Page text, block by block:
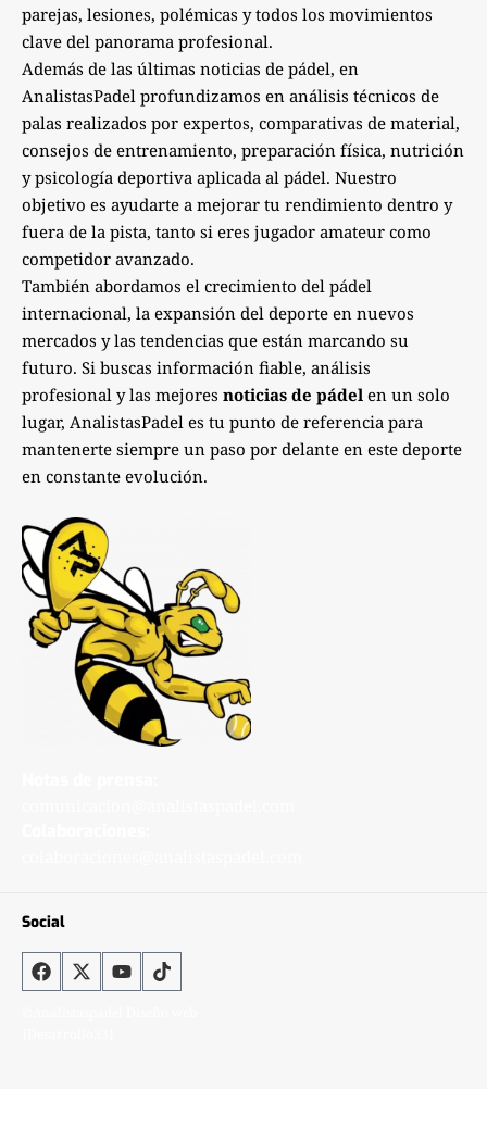
parejas, lesiones, polémicas y todos los movimientos
clave del panorama profesional.
Además de las últimas noticias de pádel, en
AnalistasPadel profundizamos en análisis técnicos de
palas realizados por expertos, comparativas de material,
consejos de entrenamiento, preparación física, nutrición
y psicología deportiva aplicada al pádel. Nuestro
objetivo es ayudarte a mejorar tu rendimiento dentro y
fuera de la pista, tanto si eres jugador amateur como
competidor avanzado.
También abordamos el crecimiento del pádel
internacional, la expansión del deporte en nuevos
mercados y las tendencias que están marcando su
futuro. Si buscas información fiable, análisis
profesional y las mejores noticias de pádel en un solo
lugar, AnalistasPadel es tu punto de referencia para
mantenerte siempre un paso por delante en este deporte
en constante evolución.
Social